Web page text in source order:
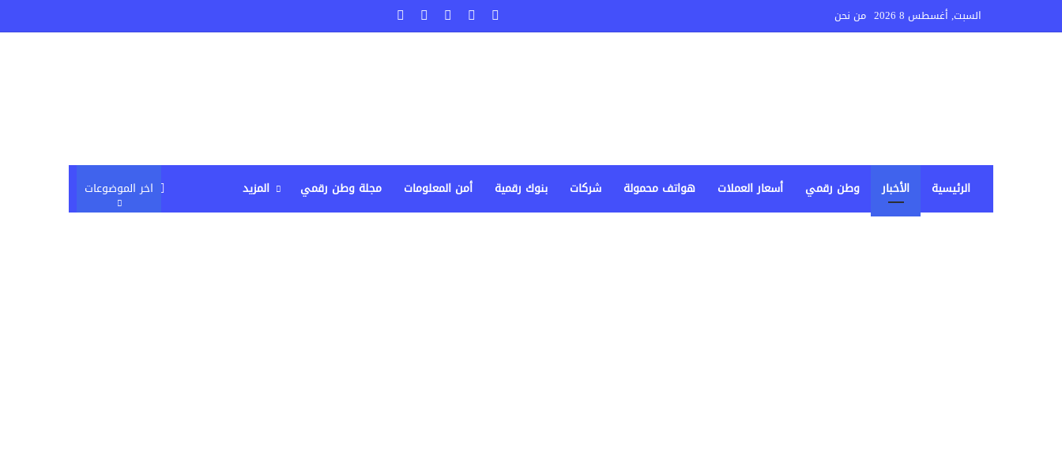
السبت, أغسطس 8 2026 من نحن فيسبوك لينكدإن ‫YouTube
الرئيسية الأخبار وطن رقمي أسعار العملات هواتف محمولة شركات بنوك رقمية أمن المعلومات مجلة وطن رقمي المزيد إضافة عمود جانبي
اخر الموضوعات